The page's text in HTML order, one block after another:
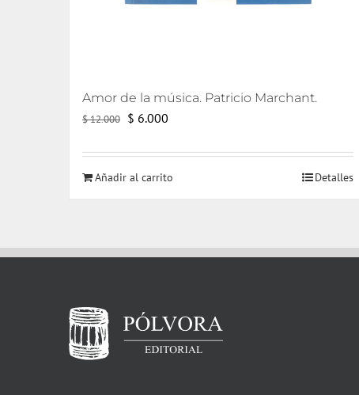
Amor de la música. Patricio Marchant.
$12.000 El
original
era:
$ 6.000
actual
es:
Añadir al carrito Detalles